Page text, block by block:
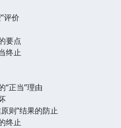
评价
要点
终止
“正当”理由
则”结果的防止
终止